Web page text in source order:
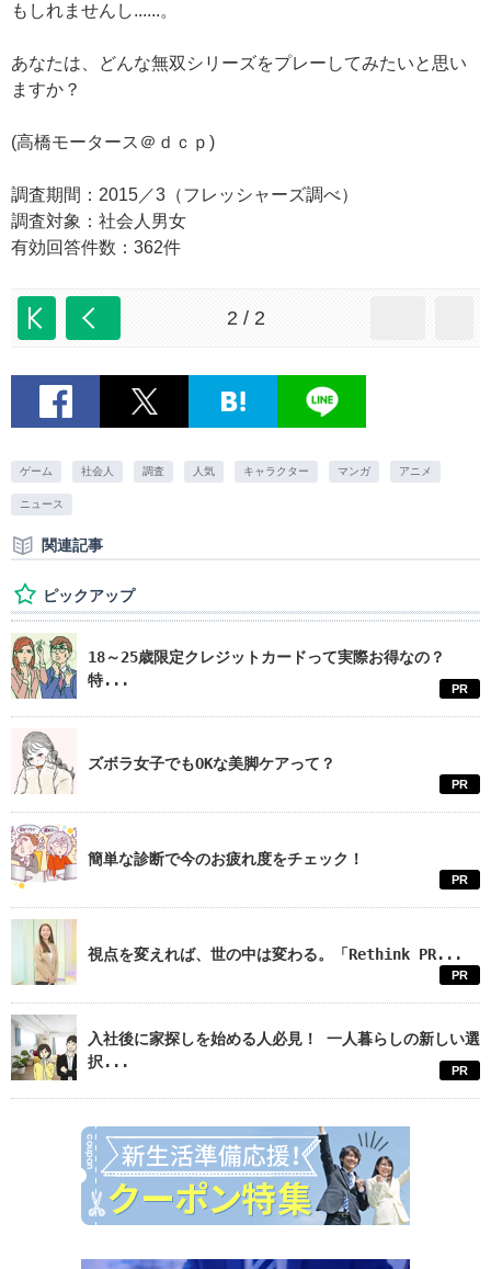
もしれませんし......。
あなたは、どんな無双シリーズをプレーしてみたいと思い
ますか？
(高橋モータース＠ｄｃｐ)
調査期間：2015／3（フレッシャーズ調べ）
調査対象：社会人男女
有効回答件数：362件
2 / 2
ゲーム 社会人 調査 人気 キャラクター マンガ アニメ
ニュース
関連記事
ピックアップ
18～25歳限定クレジットカードって実際お得なの？
特...
PR
ズボラ女子でもOKな美脚ケアって？
PR
簡単な診断で今のお疲れ度をチェック！
PR
視点を変えれば、世の中は変わる。「Rethink PR...
PR
入社後に家探しを始める人必見！ 一人暮らしの新しい選
択...
PR